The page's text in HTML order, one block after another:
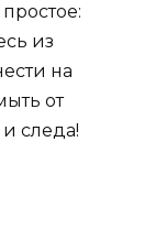
из
на
от
следа!